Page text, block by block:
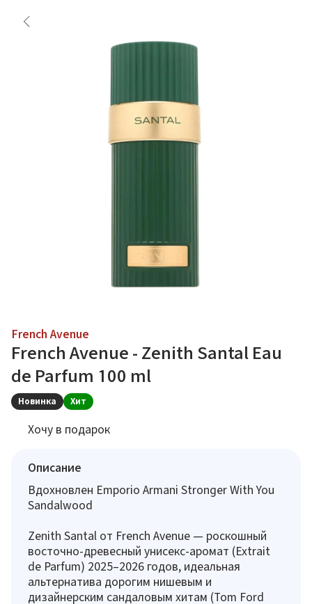
French Avenue
French Avenue - Zenith Santal Eau
de Parfum 100 ml
Новинка Хит
Хочу в подарок
Описание
Вдохновлен Emporio Armani Stronger With You
Sandalwood
Zenith Santal от French Avenue — роскошный
восточно-древесный унисекс-аромат (Extrait
de Parfum) 2025–2026 годов, идеальная
альтернатива дорогим нишевым и
дизайнерским сандаловым хитам (Tom Ford